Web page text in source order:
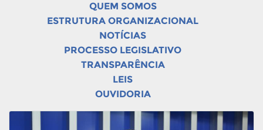
QUEM SOMOS
ESTRUTURA ORGANIZACIONAL
NOTÍCIAS
PROCESSO LEGISLATIVO
TRANSPARÊNCIA
LEIS
OUVIDORIA